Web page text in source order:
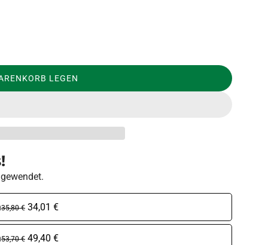
LEGEN
LADEN...
35,80 € 34,01 €
53,70 € 49,40 €